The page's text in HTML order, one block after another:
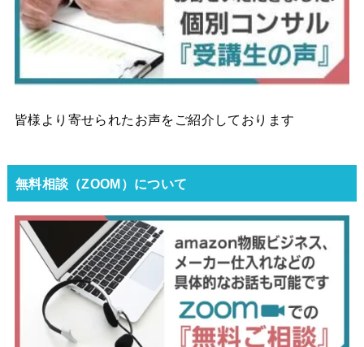
皆様より寄せられたお声をご紹介しております
無料相談（ZOOM）について